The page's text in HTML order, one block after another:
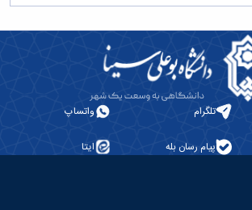
تلگرام واتساپ
پیام رسان بله ایتا